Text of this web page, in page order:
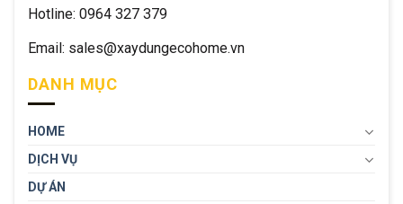
Hotline: 0964 327 379
Email: sales@xaydungecohome.vn
DANH MỤC
HOME
DỊCH VỤ
DỰ ÁN